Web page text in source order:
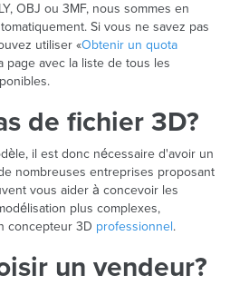
OBJ ou 3MF, nous sommes en
Si vous ne savez pas
utiliser «Obtenir un quota
page avec la liste de tous les
de fichier 3D?
il est donc nécessaire d'avoir un
nombreuses entreprises proposant
vous aider à concevoir les
plus complexes,
concepteur 3D professionnel.
un vendeur?